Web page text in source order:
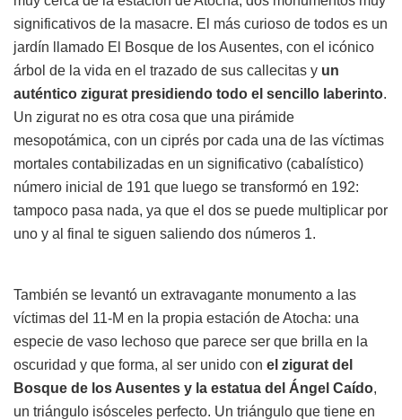
significativos de la masacre. El más curioso de todos es un
jardín llamado El Bosque de los Ausentes, con el icónico
árbol de la vida en el trazado de sus callecitas y un
auténtico zigurat presidiendo todo el sencillo laberinto.
Un zigurat no es otra cosa que una pirámide
mesopotámica, con un ciprés por cada una de las víctimas
mortales contabilizadas en un significativo (cabalístico)
número inicial de 191 que luego se transformó en 192:
tampoco pasa nada, ya que el dos se puede multiplicar por
uno y al final te siguen saliendo dos números 1.
También se levantó un extravagante monumento a las
víctimas del 11-M en la propia estación de Atocha: una
especie de vaso lechoso que parece ser que brilla en la
oscuridad y que forma, al ser unido con el zigurat del
Bosque de los Ausentes y la estatua del Ángel Caído,
un triángulo isósceles perfecto. Un triángulo que tiene en